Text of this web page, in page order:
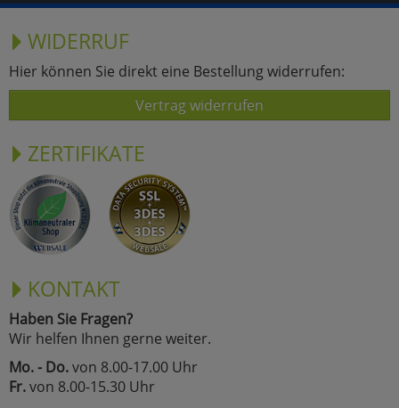
WIDERRUF
Hier können Sie direkt eine Bestellung widerrufen:
Vertrag widerrufen
ZERTIFIKATE
KONTAKT
Haben Sie Fragen?
Wir helfen Ihnen gerne weiter.
Mo. - Do.von 8.00-17.00 Uhr
Fr.von 8.00-15.30 Uhr